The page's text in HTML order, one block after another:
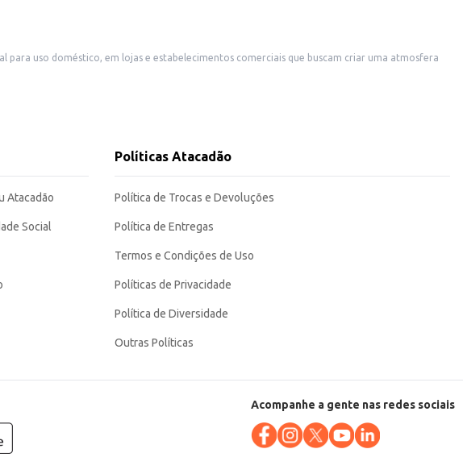
uso doméstico, em lojas e estabelecimentos comerciais que buscam criar uma atmosfera
e agradável.
Atacadão
Social
Políticas Atacadão
Política de Trocas e Devoluções
Política de Entregas
Termos e Condições de Uso
Políticas de Privacidade
Política de Diversidade
Outras Políticas
Acompanhe a gente nas redes sociais